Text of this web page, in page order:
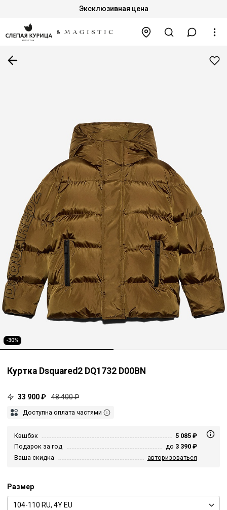
Эксклюзивная цена
-30%
Куртка Dsquared2 DQ1732 D00BN
33 900 ₽ 48 400 ₽
Доступна оплата частями
Кэшбэк
5 085 ₽
Подарок за год
до 3 390 ₽
Ваша скидка
авторизоваться
Размер
104-110 RU, 4Y EU